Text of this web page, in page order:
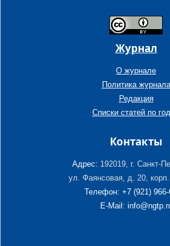
Журнал
О журнале
Политика журнала
Редакция
Списки статей по
Контакты
Адрес: 192019, г. Санкт-
ул. Фаянсовая, д. 20,
Телефон: +7 (921) 966-
E-Mail: